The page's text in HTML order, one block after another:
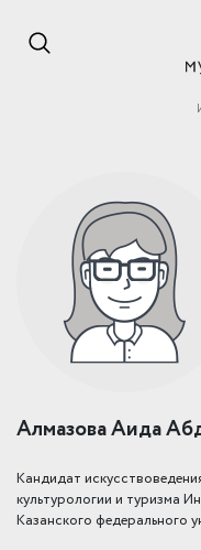
Алмазова Аида
Кандидат
культурологии и туризма
Казанского федерального